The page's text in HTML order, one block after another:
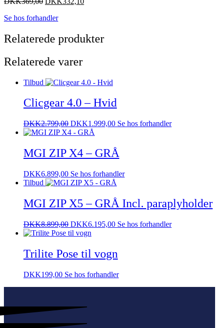
Se hos forhandler
Relaterede produkter
Relaterede varer
Tilbud
Clicgear 4.0 – Hvid
DKK2.799,00 DKK1.999,00 Se hos forhandler
MGI ZIP X4 – GRÅ
DKK6.899,00 Se hos forhandler
Tilbud
MGI ZIP X5 – GRÅ Incl. paraplyholder
DKK8.899,00 DKK6.195,00 Se hos forhandler
Trilite Pose til vogn
DKK199,00 Se hos forhandler